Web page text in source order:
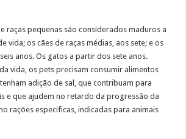
raças pequenas são considerados maduros a
vida; os cães de raças médias, aos sete; e os
anos. Os gatos a partir dos sete anos.
vida, os pets precisam consumir alimentos
adição de sal, que contribuam para
e que ajudem no retardo da progressão da
rações especificas, indicadas para animais